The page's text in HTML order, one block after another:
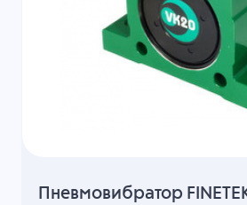
Пневмовибратор